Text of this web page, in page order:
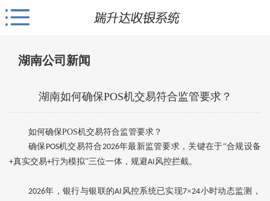
湖南公司新闻
湖南如何确保POS机交易符合监管要求？
如何确保POS机交易符合监管要求？
确保POS机交易符合2026年最新监管要求，关键在于“合规设备
+真实交易+行为模拟”三位一体，规避AI风控拦截。‌
2026年，银行与银联的AI 风控系统已实现‌7×24小时动态监测‌，